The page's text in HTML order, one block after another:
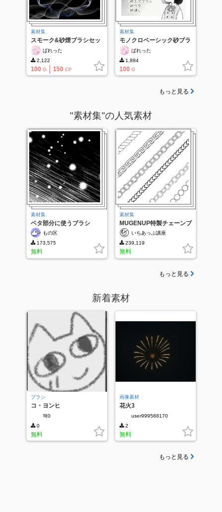
素材集
スモーク&砂煙ブラシセッ
ト
ばれった
2,122
100 G 150 CP
素材集
モノクロベーシック砂ブラ
シセットばれった
1,884
100 G
もっと見る
"素材集"の人気素材
素材集
ベタ部分に使うブラシ
もの区
173,575
無料
素材集
MUGENUP特製チェーンブ
ラシ いちあっぷ講座
239,119
無料
もっと見る
新着素材
ブラシ
コ・ヨンヒ
잭0
0
無料
画像素材
花火3
user999588170
2
無料
もっと見る